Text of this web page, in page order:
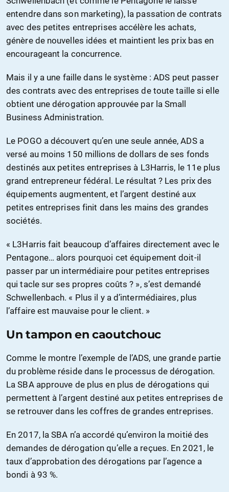
entendre dans son marketing), la passation de contrats
avec des petites entreprises accélère les achats,
génère de nouvelles idées et maintient les prix bas en
encourageant la concurrence.
Mais il y a une faille dans le système : ADS peut passer
des contrats avec des entreprises de toute taille si elle
obtient une dérogation approuvée par la Small
Business Administration.
Le POGO a découvert qu’en une seule année, ADS a
versé au moins 150 millions de dollars de ses fonds
destinés aux petites entreprises à L3Harris, le 11e plus
grand entrepreneur fédéral. Le résultat ? Les prix des
équipements augmentent, et l’argent destiné aux
petites entreprises finit dans les mains des grandes
sociétés.
« L3Harris fait beaucoup d’affaires directement avec le
Pentagone… alors pourquoi cet équipement doit-il
passer par un intermédiaire pour petites entreprises
qui tacle sur ses propres coûts ? », s’est demandé
Schwellenbach. « Plus il y a d’intermédiaires, plus
l’affaire est mauvaise pour le client. »
Un tampon en caoutchouc
Comme le montre l’exemple de l’ADS, une grande partie
du problème réside dans le processus de dérogation.
La SBA approuve de plus en plus de dérogations qui
permettent à l’argent destiné aux petites entreprises de
se retrouver dans les coffres de grandes entreprises.
En 2017, la SBA n’a accordé qu’environ la moitié des
demandes de dérogation qu’elle a reçues. En 2021, le
taux d’approbation des dérogations par l’agence a
bondi à 93 %.